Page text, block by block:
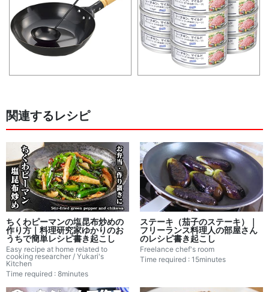
関連するレシピ
ちくわピーマンの塩昆布炒めの
作り方｜料理研究家ゆかりのお
うちで簡単レシピ書き起こし
Easy recipe at home related to
cooking researcher / Yukari's
Kitchen
Time required : 8minutes
ステーキ（茄子のステーキ）｜
フリーランス料理人の部屋さん
のレシピ書き起こし
Freelance chef's room
Time required : 15minutes